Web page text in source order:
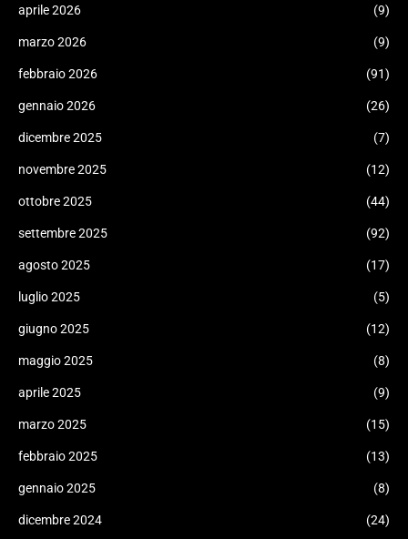
aprile 2026 (9)
marzo 2026 (9)
febbraio 2026 (91)
gennaio 2026 (26)
dicembre 2025 (7)
novembre 2025 (12)
ottobre 2025 (44)
settembre 2025 (92)
agosto 2025 (17)
luglio 2025 (5)
giugno 2025 (12)
maggio 2025 (8)
aprile 2025 (9)
marzo 2025 (15)
febbraio 2025 (13)
gennaio 2025 (8)
dicembre 2024 (24)